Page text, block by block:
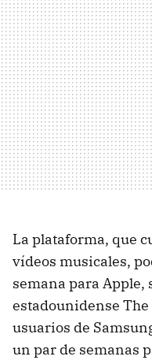
La plataforma, que
vídeos musicales,
semana para
estadounidense
usuarios de
un par de semanas